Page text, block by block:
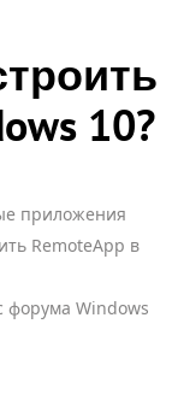
10?
приложения
RemoteApp в
форума Windows